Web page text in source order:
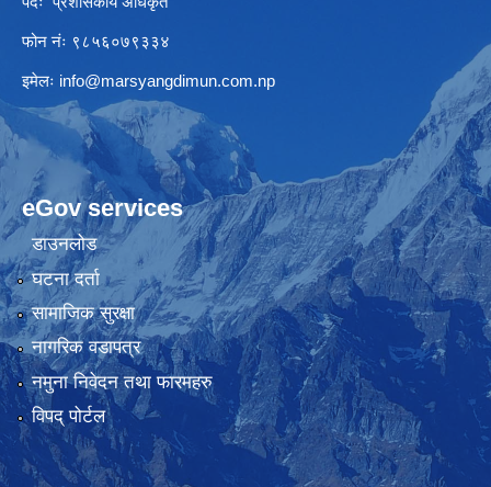
फोन नंः ९८५६०७९३३४
इमेलः info@marsyangdimun.com.np
eGov services
डाउनलोड
घटना दर्ता
सामाजिक सुरक्षा
नागरिक वडापत्र
नमुना निवेदन तथा फारमहरु
विपद् पोर्टल